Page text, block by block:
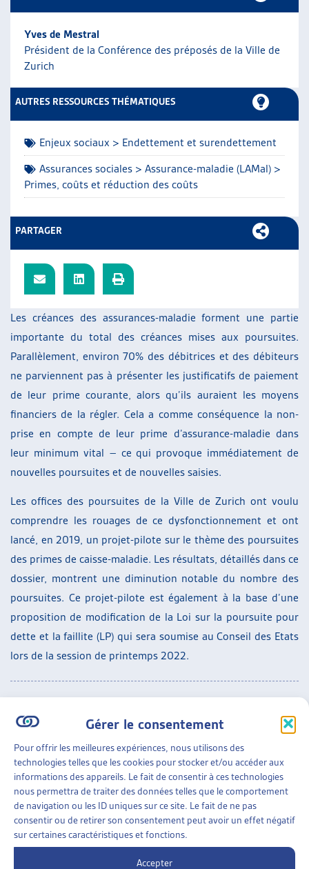
Gérer le consentement
Pour offrir les meilleures expériences, nous utilisons des
technologies telles que les cookies pour stocker et/ou accéder aux
informations des appareils. Le fait de consentir à ces technologies
nous permettra de traiter des données telles que le comportement
de navigation ou les ID uniques sur ce site. Le fait de ne pas
consentir ou de retirer son consentement peut avoir un effet négatif
sur certaines caractéristiques et fonctions.
Accepter
Les créances des assurances-maladie forment une partie
importante du total des créances mises aux poursuites.
Parallèlement, environ 70% des débitrices et des débiteurs
ne parviennent pas à présenter les justificatifs de paiement
de leur prime courante, alors qu’ils auraient les moyens
financiers de la régler. Cela a comme conséquence la non-
prise en compte de leur prime d’assurance-maladie dans
leur minimum vital – ce qui provoque immédiatement de
nouvelles poursuites et de nouvelles saisies.
Les offices des poursuites de la Ville de Zurich ont voulu
comprendre les rouages de ce dysfonctionnement et ont
lancé, en 2019, un projet-pilote sur le thème des poursuites
des primes de caisse-maladie. Les résultats, détaillés dans ce
dossier, montrent une diminution notable du nombre des
poursuites. Ce projet-pilote est également à la base d’une
proposition de modification de la Loi sur la poursuite pour
dette et la faillite (LP) qui sera soumise au Conseil des Etats
lors de la session de printemps 2022.
nous publions également un document synthétique qui en
présente les idées forces sous forme de « faits et chiffres » :
résumé en français
résumé en allemand
Yves de Mestral
Président de la Conférence des préposés de la Ville de
Zurich
AUTRES RESSOURCES THÉMATIQUES
Enjeux sociaux > Endettement et surendettement
Assurances sociales > Assurance-maladie (LAMal) >
Primes, coûts et réduction des coûts
PARTAGER